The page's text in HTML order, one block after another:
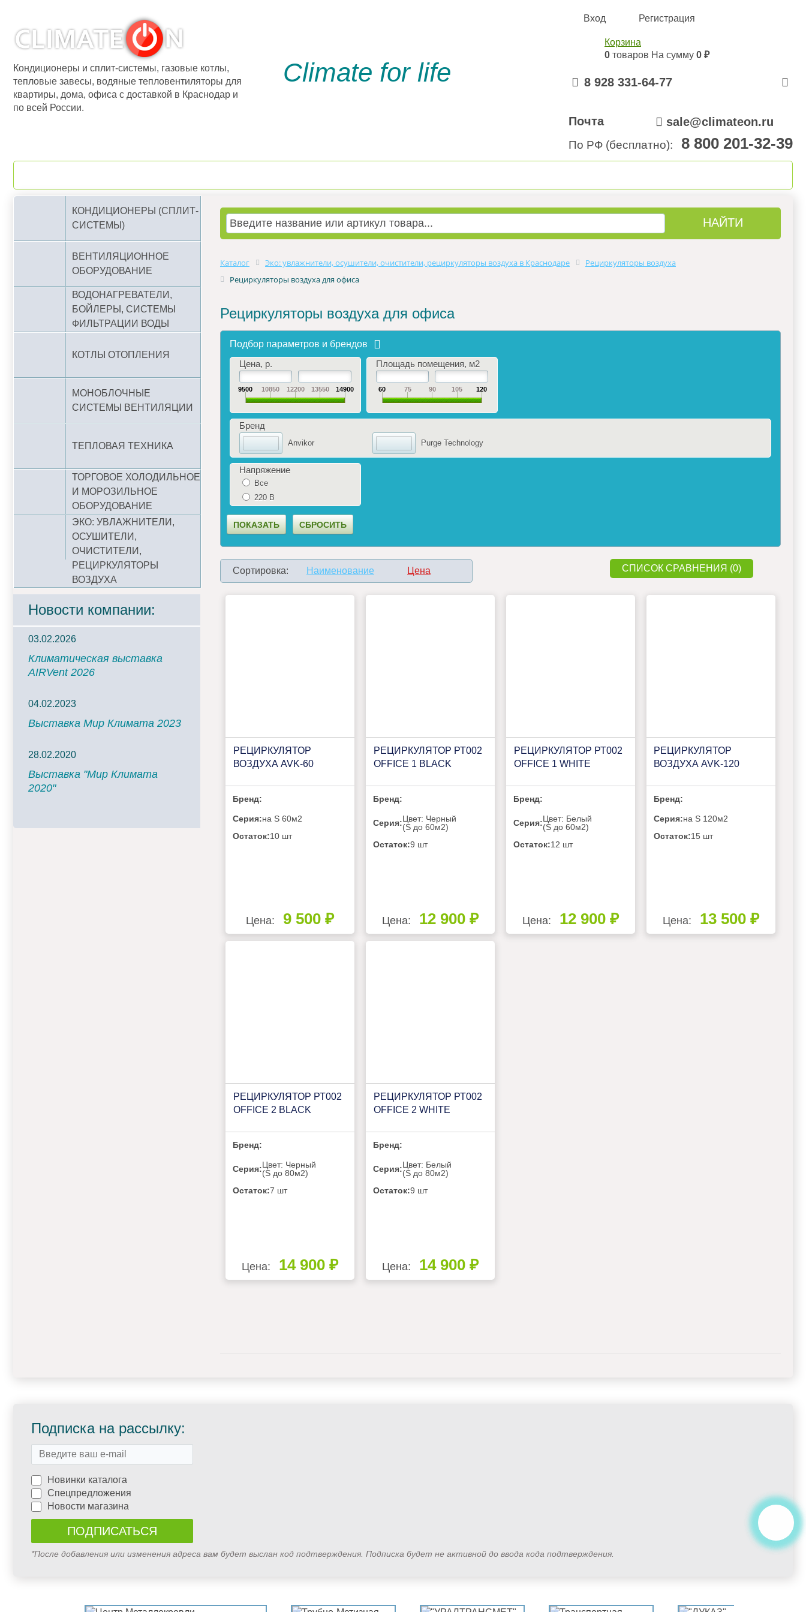
Кондиционеры и сплит-системы, газовые котлы,
тепловые завесы, водяные тепловентиляторы для
квартиры, дома, офиса с доставкой в Краснодар и
по всей России.
Climate for life
Вход Регистрация
Корзина
0 товаров На сумму 0 ₽
8 928 331-64-77
Почта sale@climateon.ru
По РФ (бесплатно): 8 800 201-32-39
КОНДИЦИОНЕРЫ (СПЛИТ-
СИСТЕМЫ)
ВЕНТИЛЯЦИОННОЕ
ОБОРУДОВАНИЕ
ВОДОНАГРЕВАТЕЛИ,
БОЙЛЕРЫ, СИСТЕМЫ
ФИЛЬТРАЦИИ ВОДЫ
КОТЛЫ ОТОПЛЕНИЯ
МОНОБЛОЧНЫЕ
СИСТЕМЫ ВЕНТИЛЯЦИИ
ТЕПЛОВАЯ ТЕХНИКА
ТОРГОВОЕ ХОЛОДИЛЬНОЕ
И МОРОЗИЛЬНОЕ
ОБОРУДОВАНИЕ
ЭКО: УВЛАЖНИТЕЛИ,
ОСУШИТЕЛИ,
ОЧИСТИТЕЛИ,
РЕЦИРКУЛЯТОРЫ
ВОЗДУХА
Новости компании:
03.02.2026
Климатическая выставка
AIRVent 2026
04.02.2023
Выставка Мир Климата 2023
28.02.2020
Выставка "Мир Климата
2020"
Каталог Эко: увлажнители, осушители, очистители, рециркуляторы воздуха в Краснодаре
Рециркуляторы воздуха
Рециркуляторы воздуха для офиса
Рециркуляторы воздуха для офиса
Подбор параметров и брендов
Цена, р.
9500 10850 12200 13550 14900
Площадь помещения, м2
60 75 90 105 120
Бренд
Anvikor Purge Technology
Напряжение
Все
220 В
Сортировка: Наименование Цена СПИСОК СРАВНЕНИЯ (0)
РЕЦИРКУЛЯТОР
ВОЗДУХА AVK-60
Бренд:
Серия:на S 60м2
Остаток:10 шт
Цена: 9 500 ₽
РЕЦИРКУЛЯТОР РТ002
OFFICE 1 BLACK
Бренд:
Серия:Цвет: Черный
(S до 60м2)
Остаток:9 шт
Цена: 12 900 ₽
РЕЦИРКУЛЯТОР РТ002
OFFICE 1 WHITE
Бренд:
Серия:Цвет: Белый
(S до 60м2)
Остаток:12 шт
Цена: 12 900 ₽
РЕЦИРКУЛЯТОР
ВОЗДУХА AVK-120
Бренд:
Серия:на S 120м2
Остаток:15 шт
Цена: 13 500 ₽
РЕЦИРКУЛЯТОР РТ002
OFFICE 2 BLACK
Бренд:
Серия:Цвет: Черный
(S до 80м2)
Остаток:7 шт
Цена: 14 900 ₽
РЕЦИРКУЛЯТОР РТ002
OFFICE 2 WHITE
Бренд:
Серия:Цвет: Белый
(S до 80м2)
Остаток:9 шт
Цена: 14 900 ₽
Подписка на рассылку:
Новинки каталога
Спецпредложения
Новости магазина
*После добавления или изменения адреса вам будет выслан код подтверждения. Подписка будет не активной до ввода кода подтверждения.